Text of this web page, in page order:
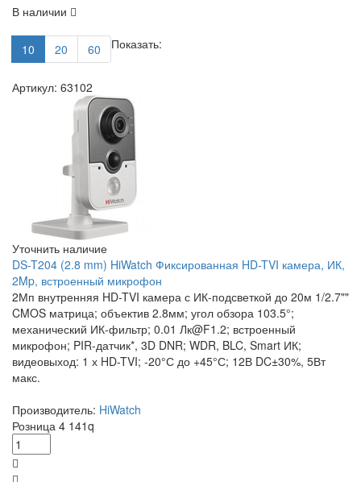
В наличии
Показать:
10 20 60
Артикул: 63102
Уточнить наличие
DS-T204 (2.8 mm) HiWatch Фиксированная HD-TVI камера, ИК,
2Mp, встроенный микрофон
2Мп внутренняя HD-TVI камера с ИК-подсветкой до 20м 1/2.7""
CMOS матрица; объектив 2.8мм; угол обзора 103.5°;
механический ИК-фильтр; 0.01 Лк@F1.2; встроенный
микрофон; PIR-датчик*, 3D DNR; WDR, BLC, Smart ИК;
видеовыход: 1 х HD-TVI; -20°С до +45°С; 12В DC±30%, 5Вт
макс.
Производитель: HiWatch
Розница 4 141q